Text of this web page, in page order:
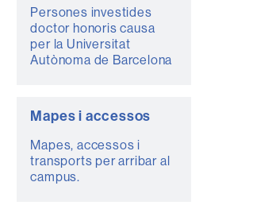
Persones investides
doctor honoris causa
per la Universitat
Autònoma de Barcelona
Mapes i accessos
Mapes, accessos i
transports per arribar al
campus.